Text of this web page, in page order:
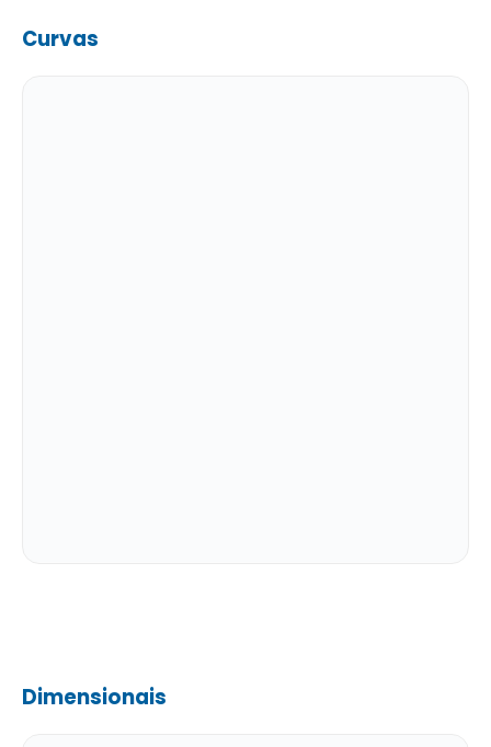
Curvas
Dimensionais